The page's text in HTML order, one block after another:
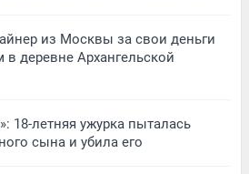
из Москвы за свои деньги
в деревне Архангельской
18-летняя ужурка пыталась
сына и убила его